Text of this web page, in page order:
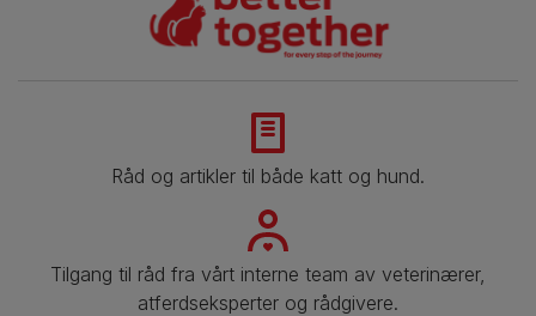
Råd og artikler til både katt og hund.
Tilgang til råd fra vårt interne team av veterinærer,
atferdseksperter og rådgivere.